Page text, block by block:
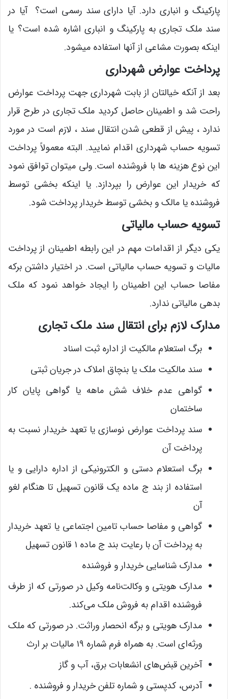
پارکینگ و انباری دارد. آیا دارای سند رسمی است؟ آیا در
سند ملک تجاری به پارکینگ و انباری اشاره شده است؟ یا
اینکه بصورت مشاعی از آنها استفاده میشود.
پرداخت عوارض شهرداری
بعد از آنکه خیالتان از بابت شهرداری جهت پرداخت عوارض
راحت شد و اطمینان حاصل کردید ملک تجاری در طرح قرار
ندارد ، پیش از قطعی شدن انتقال سند ، لازم است در مورد
تسویه حساب شهرداری اقدام نمایید. البته معمولاً پرداخت
این نوع هزینه ها با فروشنده است. ولی میتوان توافق نمود
که خریدار این عوارض را بپردازد. یا اینکه بخشی توسط
فروشنده یا مالک و بخشی توسط خریدار پرداخت شود.
تسویه حساب مالیاتی
یکی دیگر از اقدامات مهم در این رابطه اطمینان از پرداخت
مالیات و تسویه حساب مالیاتی است. در اختیار داشتن برکه
مفاصا حساب این اطمینان را ایجاد خواهد نمود که ملک
بدهی مالیاتی ندارد.
مدارک لازم برای انتقال سند ملک تجاری
برگ استعلام مالکیت از اداره ثبت اسناد
سند مالکیت ملک یا بنچاق املاک در جریان ثبتی
گواهی عدم خلاف شش ماهه یا گواهی پایان کار
ساختمان
سند پرداخت عوارض نوسازی یا تعهد خریدار نسبت به
پرداخت آن
برگ استعلام دستی و الکترونیکی از اداره دارایی و یا
استفاده از بند ج ماده یک قانون تسهیل تا هنگام لغو
آن
گواهی و مفاصا حساب تامین اجتماعی یا تعهد خریدار
به پرداخت آن با رعایت بند ج ماده ۱ قانون تسهیل
مدارک شناسایی خریدار و فروشنده
مدارک هویتی و وکالت‌نامه وکیل در صورتی که از طرف
فروشنده اقدام به فروش ملک می‌کند.
مدارک هویتی و برگه انحصار وراثت. در صورتی که ملک
ورثه‌ای است. به همراه فرم شماره ۱۹ مالیات بر ارث
آخرین قبض‌های انشعابات برق، آب و گاز
آدرس، کدپستی و شماره تلفن خریدار و فروشنده .